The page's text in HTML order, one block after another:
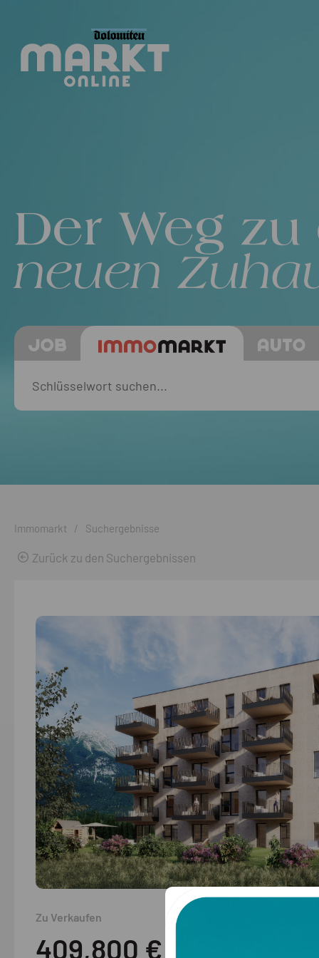
Der Weg
neuen
Immomarkt / Suchergebnisse
Zurück zu den Suchergebnissen
Zu Verkaufen
409,800 €